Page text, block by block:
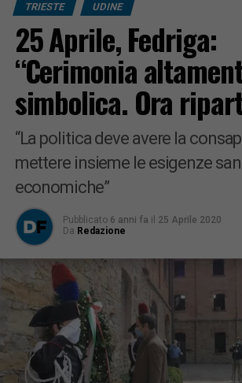
TRIESTE
UDINE
25 Aprile, Fedriga:
“Cerimonia
simbolica. Ora
“La politica deve avere la
mettere insieme le esigenze
economiche”
Pubblicato 6 anni fa il 25 Aprile 2020
Da Redazione